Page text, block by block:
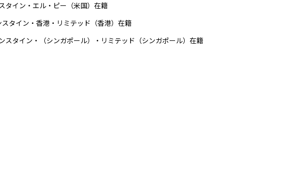
イン・エル・ピー（米国）在籍
タイン・香港・リミテッド（香港）在籍
タイン・（シンガポール）・リミテッド（シンガポール）在籍